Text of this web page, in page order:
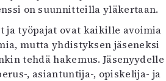
on suunnitteilla yläkertaan.
ja työpajat ovat kaikille avoimia
mutta yhdistyksen jäseneksi
tehdä hakemus. Jäsenyydelle
, asiantuntija-, opiskelija- ja